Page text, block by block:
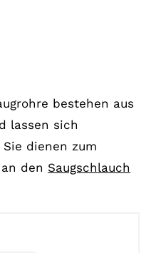
bestehen aus
lassen sich
dienen zum
den Saugschlauch